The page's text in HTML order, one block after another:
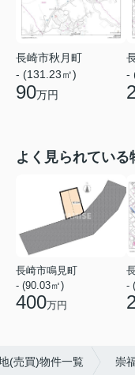
長崎市秋月町
- (131.23㎡)
90万円
-
よく見られている
長崎市鳴見町
- (90.03㎡)
400万円
-
(売買)物件一覧 崇